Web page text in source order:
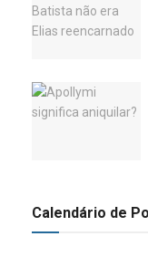
Calendário de